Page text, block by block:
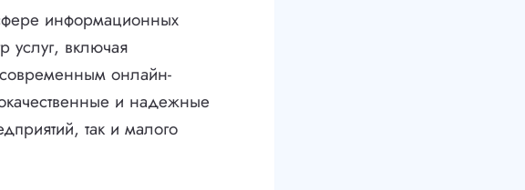
информационных
услуг, включая
онлайн-
и надежные
так и малого